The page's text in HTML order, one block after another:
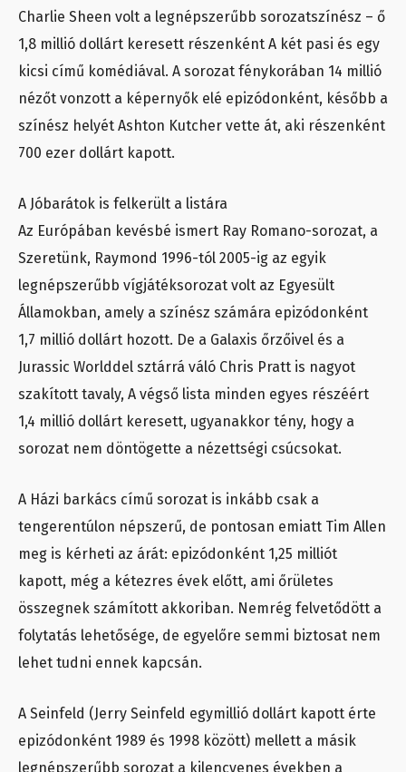
Charlie Sheen volt a legnépszerűbb sorozatszínész – ő
1,8 millió dollárt keresett részenként A két pasi és egy
kicsi című komédiával. A sorozat fénykorában 14 millió
nézőt vonzott a képernyők elé epizódonként, később a
színész helyét Ashton Kutcher vette át, aki részenként
700 ezer dollárt kapott.
A Jóbarátok is felkerült a listára
Az Európában kevésbé ismert Ray Romano-sorozat, a
Szeretünk, Raymond 1996-tól 2005-ig az egyik
legnépszerűbb vígjátéksorozat volt az Egyesült
Államokban, amely a színész számára epizódonként
1,7 millió dollárt hozott. De a Galaxis őrzőivel és a
Jurassic Worlddel sztárrá váló Chris Pratt is nagyot
szakított tavaly, A végső lista minden egyes részéért
1,4 millió dollárt keresett, ugyanakkor tény, hogy a
sorozat nem döntögette a nézettségi csúcsokat.
A Házi barkács című sorozat is inkább csak a
tengerentúlon népszerű, de pontosan emiatt Tim Allen
meg is kérheti az árát: epizódonként 1,25 milliót
kapott, még a kétezres évek előtt, ami őrületes
összegnek számított akkoriban. Nemrég felvetődött a
folytatás lehetősége, de egyelőre semmi biztosat nem
lehet tudni ennek kapcsán.
A Seinfeld (Jerry Seinfeld egymillió dollárt kapott érte
epizódonként 1989 és 1998 között) mellett a másik
legnépszerűbb sorozat a kilencvenes években a